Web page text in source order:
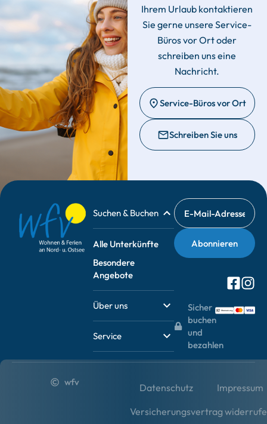
Ihrem Urlaub kontaktieren
Sie gerne unsere Service-
Büros vor Ort oder
schreiben uns eine
Nachricht.
Service-Büros vor Ort
Schreiben Sie uns
Suchen & Buchen
Alle Unterkünfte
Besondere
Angebote
Über uns
Service
Sicher
buchen
und
bezahlen
wfv Datenschutz
Impressum
Versicherungsvertrag